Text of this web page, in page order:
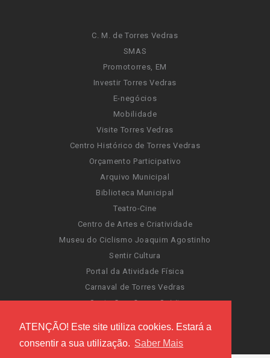
ATENÇÃO! Este site utiliza cookies. Estará a
consentir a sua utilização. Saber Mais
C. M. de Torres Vedras
SMAS
Promotorres, EM
Investir Torres Vedras
E-negócios
Mobilidade
Visite Torres Vedras
Centro Histórico de Torres Vedras
Orçamento Participativo
Arquivo Municipal
Biblioteca Municipal
Teatro-Cine
Centro de Artes e Criatividade
Museu do Ciclismo Joaquim Agostinho
Sentir Cultura
Portal da Atividade Física
Carnaval de Torres Vedras
Santa Cruz Ocean Spirit